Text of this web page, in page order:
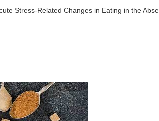
Stress-Related Changes in Eating in the